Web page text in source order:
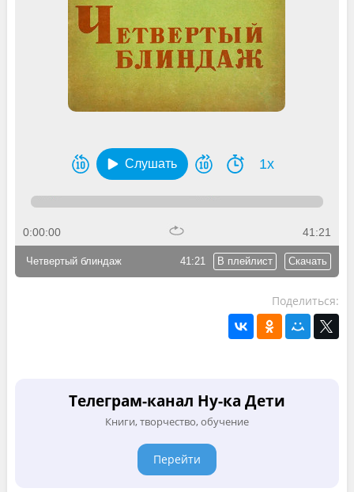
Слушать 1x
0:00:00 41:21
41:21 В плейлист Скачать
Четвертый блиндаж
Поделиться:
Телеграм-канал Ну-ка Дети
Книги, творчество, обучение
Перейти